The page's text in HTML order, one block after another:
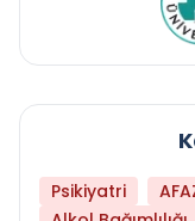
Psikiyatri